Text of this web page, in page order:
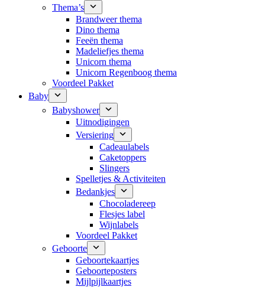
Thema’s
Brandweer thema
Dino thema
Feeën thema
Madeliefjes thema
Unicorn thema
Unicorn Regenboog thema
Voordeel Pakket
Baby
Babyshower
Uitnodigingen
Versiering
Cadeaulabels
Caketoppers
Slingers
Spelletjes & Activiteiten
Bedankjes
Chocoladereep
Flesjes label
Wijnlabels
Voordeel Pakket
Geboorte
Geboortekaartjes
Geboorteposters
Mijlpijlkaartjes